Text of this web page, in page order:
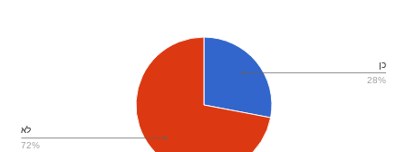
כן
28%
לא
72%